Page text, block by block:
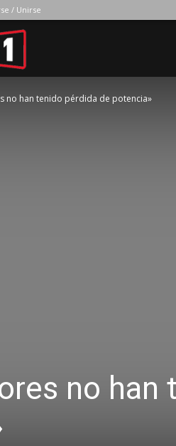
/ Unirse
Position
no han tenido pérdida de potencia»
no han